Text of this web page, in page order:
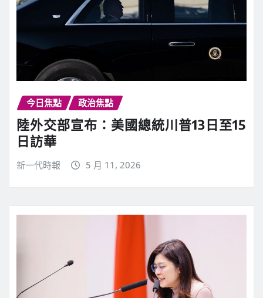
今日焦點 政治焦點
陸外交部宣布：美國總統川普13日至15
日訪華
新一代時報 5 月 11, 2026